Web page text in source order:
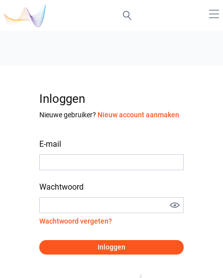
Inloggen
Nieuwe gebruiker? Nieuw account aanmaken
E-mail
Wachtwoord
Wachtwoord vergeten?
Inloggen